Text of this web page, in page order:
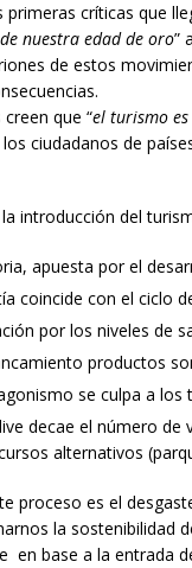
primeras críticas que
nuestra edad de oro”
de estos
que “el turismo
ciudadanos de
introducción del
apuesta por el
coincide con el ciclo
por los niveles de
productos
se culpa a
decae el número
alternativos
proceso es el
la sostenibilidad
en base a la entrada